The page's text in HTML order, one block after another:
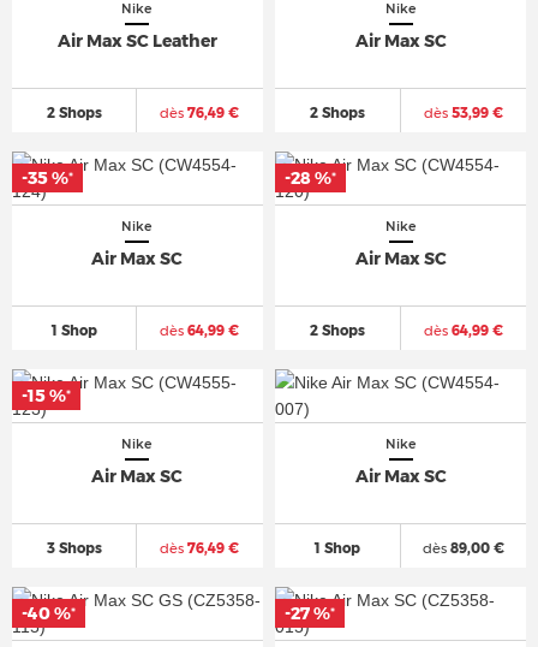
Nike
Air Max SC Leather
2 Shops dès 76,49 €
Nike
Air Max SC
2 Shops dès53,99 €
Nike
Air Max SC
1 Shop dès 64,99 €
-35 %*
Nike
Air Max SC
2 Shops dès64,99 €
-28 %*
Nike
Air Max SC
3 Shops dès 76,49 €
-15 %*
Nike
Air Max SC
1 Shop dès89,00 €
-40 %* -27 %*